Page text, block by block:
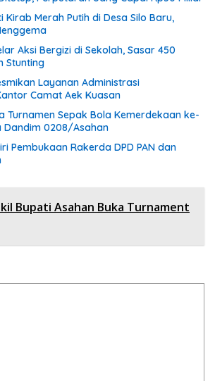
Kirab Merah Putih di Desa Silo Baru,
Aksi Bergizi di Sekolah, Sasar 450
Stunting
Layanan Administrasi
Camat Aek Kuasan
Turnamen Sepak Bola Kemerdekaan ke-
Dandim 0208/Asahan
Pembukaan Rakerda DPD PAN dan
Bupati Asahan Buka Turnament